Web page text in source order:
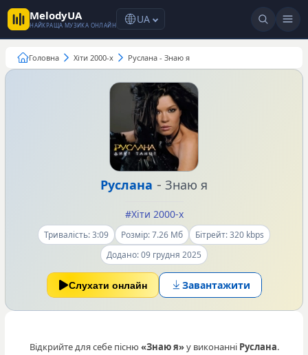
MelodyUA
НАЙКРАЩА МУЗИКА ОНЛАЙН UA
Головна Хіти 2000-х Руслана - Знаю я
Руслана - Знаю я
Тривалість: 3:09 Розмір: 7.26 Мб
Бітрейт: 320 kbps
Додано: 09 грудня 2025
Слухати онлайн Завантажити
#Хіти 2000-х
Відкрийте для себе пісню«Знаю я»у виконанні Руслана.